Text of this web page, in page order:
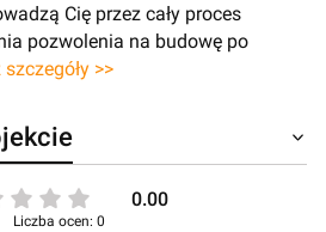
Cię przez cały proces
pozwolenia na budowę po
>>
0.00
Liczba ocen: 0